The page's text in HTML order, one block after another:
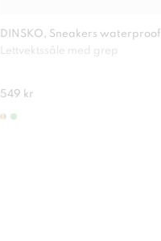
DINSKO, Sneakers waterproof
Lettvektssåle med grep
549 kr